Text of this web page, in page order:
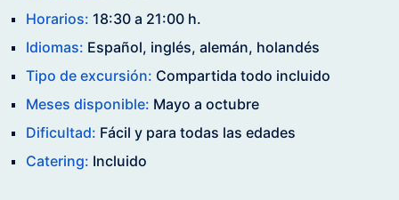
Horarios: 18:30 a 21:00 h.
Idiomas: Español, inglés, alemán, holandés
Tipo de excursión: Compartida todo incluido
Meses disponible: Mayo a octubre
Dificultad: Fácil y para todas las edades
Catering: Incluido